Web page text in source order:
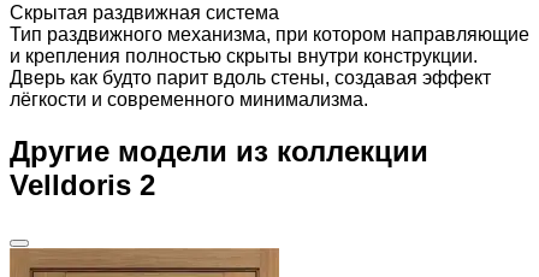
Скрытая раздвижная система
Тип раздвижного механизма, при котором направляющие
и крепления полностью скрыты внутри конструкции.
Дверь как будто парит вдоль стены, создавая эффект
лёгкости и современного минимализма.
Другие модели из коллекции
Velldoris 2